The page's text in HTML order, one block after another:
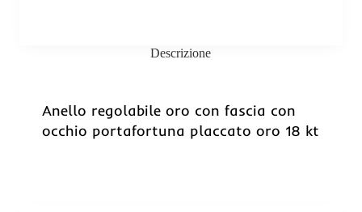
-80%
Descrizione
Anello regolabile oro con fascia con
occhio portafortuna placcato oro 18 kt